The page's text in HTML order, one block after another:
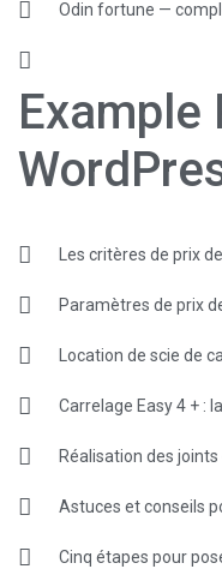
Odin fortune —
Les critères de prix
Paramètres de prix
Location de scie de
Carrelage Easy 4 + :
Réalisation des
Astuces et conseils
Cinq étapes pour